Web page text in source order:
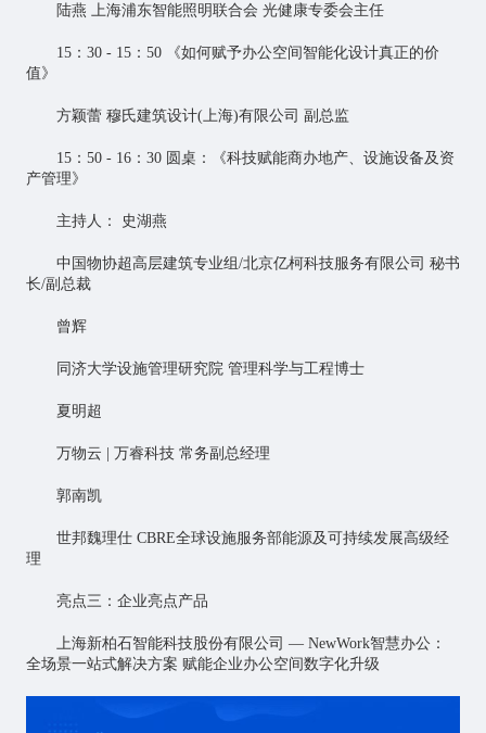
陆燕 上海浦东智能照明联合会 光健康专委会主任
15：30 - 15：50 《如何赋予办公空间智能化设计真正的价
值》
方颖蕾 穆氏建筑设计(上海)有限公司 副总监
15：50 - 16：30 圆桌：《科技赋能商办地产、设施设备及资
产管理》
主持人： 史湖燕
中国物协超高层建筑专业组/北京亿柯科技服务有限公司 秘书
长/副总裁
曾辉
同济大学设施管理研究院 管理科学与工程博士
夏明超
万物云 | 万睿科技 常务副总经理
郭南凯
世邦魏理仕 CBRE全球设施服务部能源及可持续发展高级经
理
亮点三：企业亮点产品
上海新柏石智能科技股份有限公司 — NewWork智慧办公：
全场景一站式解决方案 赋能企业办公空间数字化升级